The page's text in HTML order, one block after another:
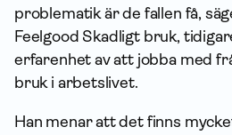
problematik är de fallen få,
Feelgood Skadligt bruk,
erfarenhet av att jobba med
bruk i arbetslivet.
Han menar att det finns